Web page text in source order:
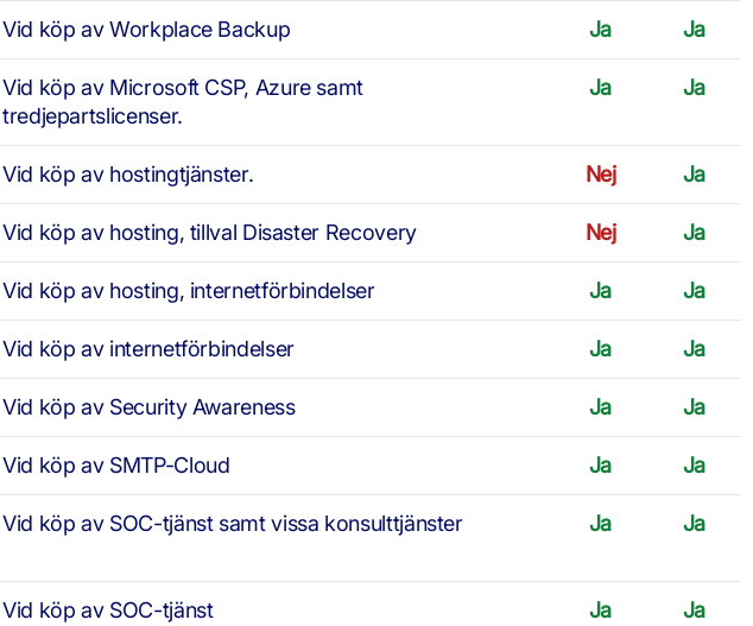
Vid köp av Workplace Backup Ja Ja
Vid köp av Microsoft CSP, Azure samt
tredjepartslicenser.
Ja Ja
Vid köp av hostingtjänster. Nej Ja
Vid köp av hosting, tillval Disaster Recovery Nej Ja
Vid köp av hosting, internetförbindelser Ja Ja
Vid köp av internetförbindelser Ja Ja
Vid köp av Security Awareness Ja Ja
Vid köp av SMTP-Cloud Ja Ja
Vid köp av SOC-tjänst samt vissa konsulttjänster Ja Ja
Vid köp av SOC-tjänst Ja Ja